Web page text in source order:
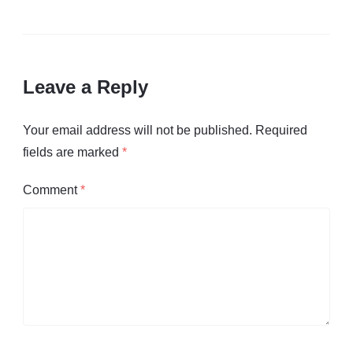
Leave a Reply
Your email address will not be published. Required
fields are marked *
Comment*